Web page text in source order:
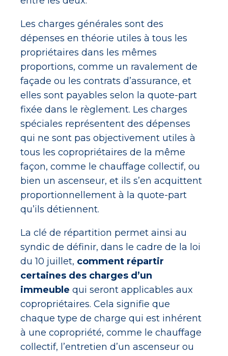
Les charges générales sont des
dépenses en théorie utiles à tous les
propriétaires dans les mêmes
proportions, comme un ravalement de
façade ou les contrats d’assurance, et
elles sont payables selon la quote-part
fixée dans le règlement. Les charges
spéciales représentent des dépenses
qui ne sont pas objectivement utiles à
tous les copropriétaires de la même
façon, comme le chauffage collectif, ou
bien un ascenseur, et ils s’en acquittent
proportionnellement à la quote-part
qu’ils détiennent.
La clé de répartition permet ainsi au
syndic de définir, dans le cadre de la loi
du 10 juillet, comment répartir
certaines des charges d’un
immeuble qui seront applicables aux
copropriétaires. Cela signifie que
chaque type de charge qui est inhérent
à une copropriété, comme le chauffage
collectif, l’entretien d’un ascenseur ou